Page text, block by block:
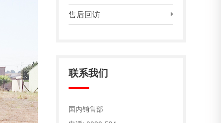
售后回访
联系我们
国内销售部